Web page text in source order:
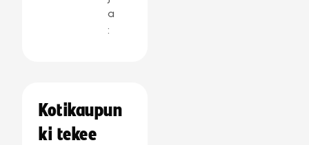
a
:
Kotikaupun
ki tekee